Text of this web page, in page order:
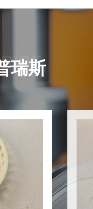
瑞斯